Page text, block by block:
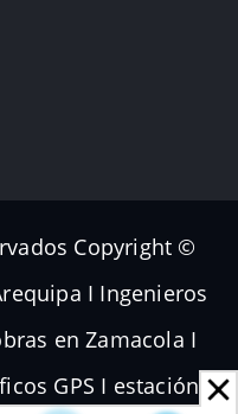
Copyright ©
I Ingenieros
en Zamacola I
GPS I estación